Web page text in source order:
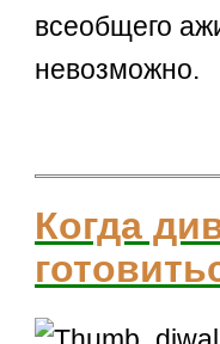
всеобщего
невозможно.
Когда